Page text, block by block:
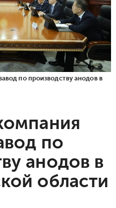
по производству анодов в
по
анодов в
области